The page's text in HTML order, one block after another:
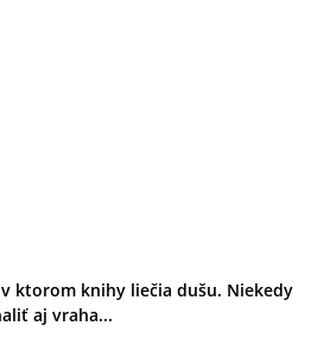
ktorom knihy liečia dušu. Niekedy
aj vraha...